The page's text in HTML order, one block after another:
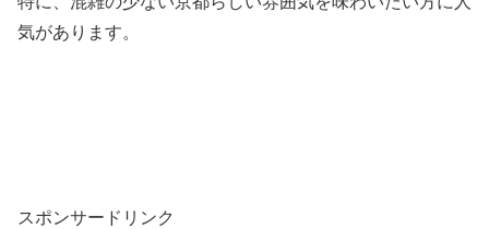
気があります。
スポンサードリンク